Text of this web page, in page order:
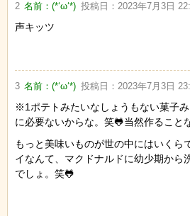
2 名前：(*‘ω‘*) 投稿日： 2023年7月3日
声キッツ
3 名前：(*‘ω‘*) 投稿日： 2023年7月3日
※1ポテトみたいなしょうもない菓子
に必要ないからな。笑🐸当然作ること
もっと美味いものが世の中にはいくら
イなんて、マクドナルドに幼少期から
でしょ。笑🐸